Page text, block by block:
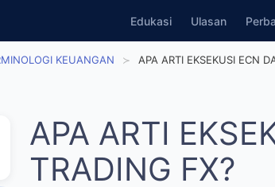
Edukasi Ulasan
KEUANGAN APA ARTI EKSEKUSI ECN
APA ARTI
TRADING FX?